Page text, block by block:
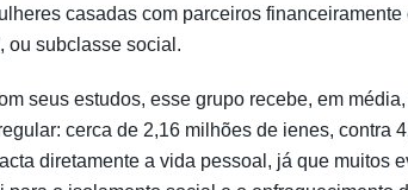
casadas com parceiros
ou subclasse social.
seus estudos, esse grupo recebe, em
cerca de 2,16 milhões de ienes, contra
diretamente a vida pessoal, já que muitos